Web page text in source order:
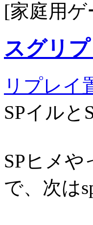
[家庭用ゲ
スグリ
リプレイ
SPイルと
SPヒメ
で、次は